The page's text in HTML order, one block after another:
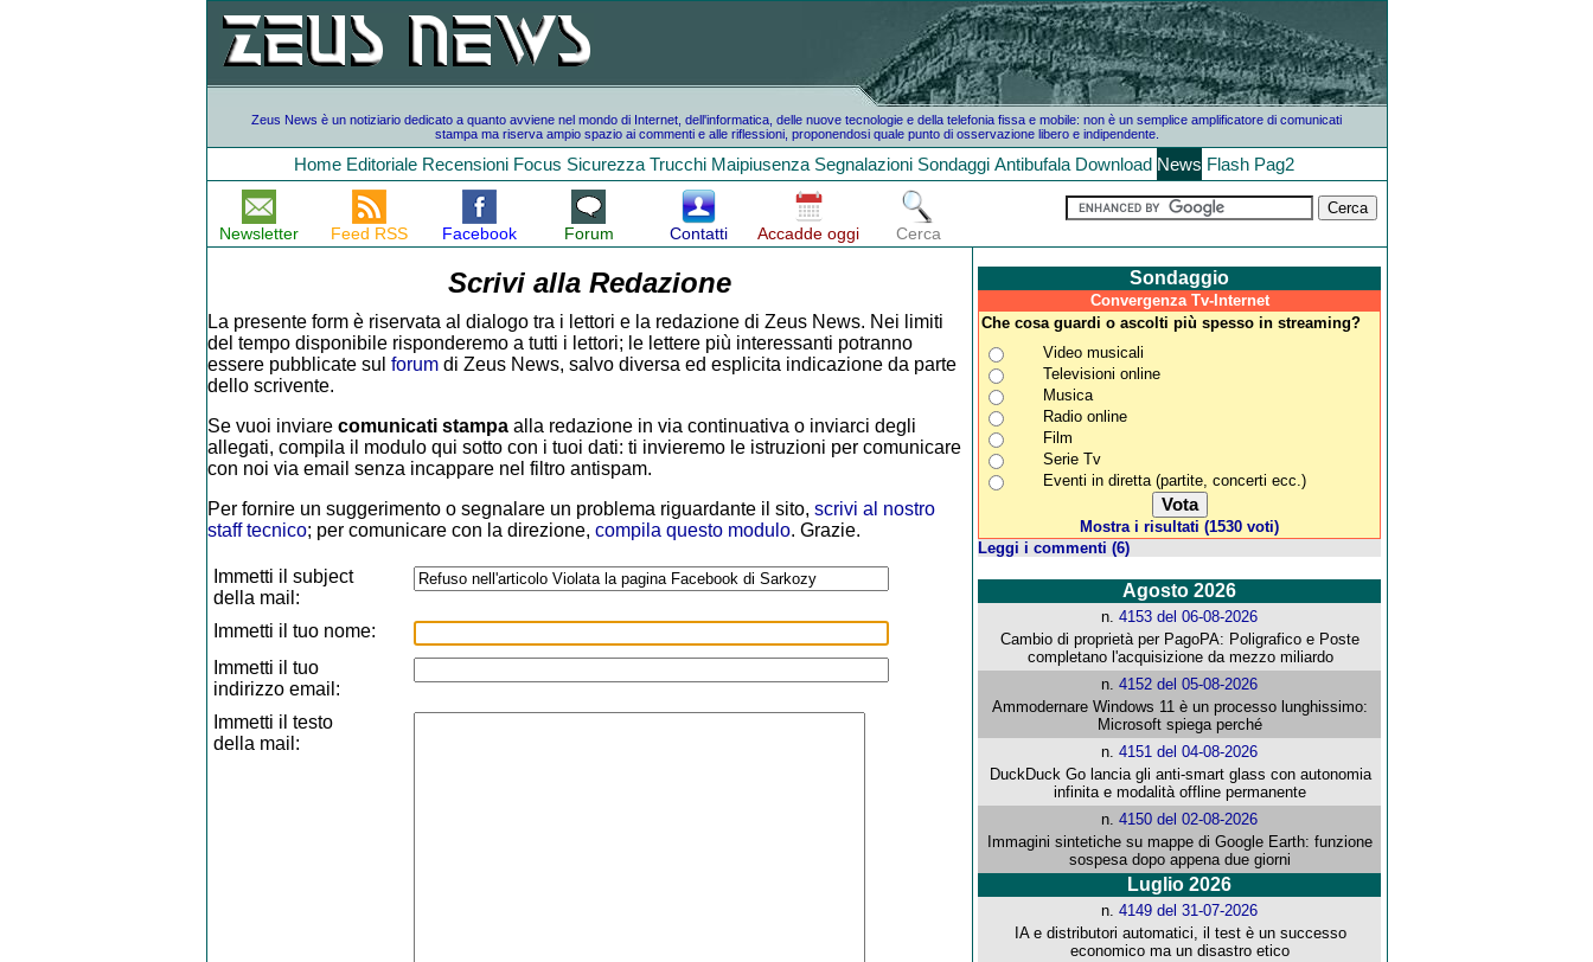
Zeus News è un notiziario dedicato a quanto avviene nel mondo di Internet, dell'informatica, delle nuove tecnologie e della telefonia fissa e mobile: non è un semplice amplificatore di comunicati
stampa ma riserva ampio spazio ai commenti e alle riflessioni, proponendosi quale punto di osservazione libero e indipendente.
Home Editoriale Recensioni Focus Sicurezza Trucchi Maipiusenza Segnalazioni Sondaggi Antibufala Download News Flash Pag2
Newsletter Feed RSS Facebook Forum Contatti Accadde oggi Cerca
Scrivi alla Redazione
La presente form è riservata al dialogo tra i lettori e la redazione di Zeus News. Nei limiti
del tempo disponibile risponderemo a tutti i lettori; le lettere più interessanti potranno
essere pubblicate sul forumdi Zeus News, salvo diversa ed esplicita indicazione da parte
dello scrivente.
Se vuoi inviare comunicati stampaalla redazione in via continuativa o inviarci degli
allegati, compila il modulo qui sotto con i tuoi dati: ti invieremo le istruzioni per comunicare
con noi via email senza incappare nel filtro antispam.
Per fornire un suggerimento o segnalare un problema riguardante il sito, scrivi al nostro
staff tecnico; per comunicare con la direzione, compila questo modulo. Grazie.
Immetti il subject
della mail:
Immetti il tuo nome:
Immetti il tuo
indirizzo email:
Immetti il testo
della mail:
Sondaggio
Convergenza Tv-Internet
Che cosa guardi o ascolti più spesso in streaming?
Video musicali
Televisioni online
Musica
Radio online
Film
Serie Tv
Eventi in diretta (partite, concerti ecc.)
Mostra i risultati (1530 voti)
Leggi i commenti (6)
Agosto 2026
n.4153 del 06-08-2026
Cambio di proprietà per PagoPA: Poligrafico e Poste
completano l'acquisizione da mezzo miliardo
n.4152 del 05-08-2026
Ammodernare Windows 11 è un processo lunghissimo:
Microsoft spiega perché
n.4151 del 04-08-2026
DuckDuck Go lancia gli anti-smart glass con autonomia
infinita e modalità offline permanente
n.4150 del 02-08-2026
Immagini sintetiche su mappe di Google Earth: funzione
sospesa dopo appena due giorni
Luglio 2026
n.4149 del 31-07-2026
IA e distributori automatici, il test è un successo
economico ma un disastro etico